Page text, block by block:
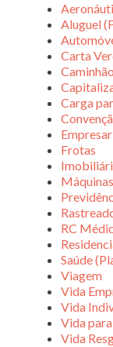
Aluguel
Carta
Caminhão
Carga
Frotas
RC
Saúde
Viagem
Vida
Vida
Vida
Vida